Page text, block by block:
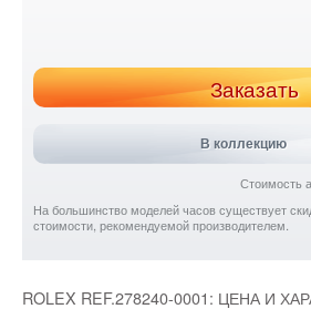
Заказать
В коллекцию
Стоимость
На большинство моделей часов существует
стоимости, рекомендуемой производителем.
ROLEX REF.278240-0001: ЦЕНА И